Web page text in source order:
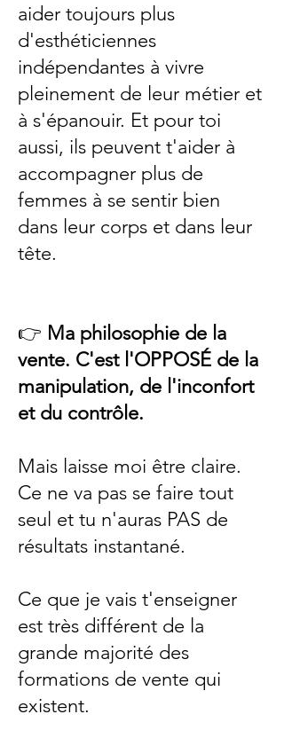
aider toujours plus
d'esthéticiennes
indépendantes à vivre
pleinement de leur métier et
à s'épanouir. Et pour toi
aussi, ils peuvent t'aider à
accompagner plus de
femmes à se sentir bien
dans leur corps et dans leur
tête.
👉 Ma philosophie de la
vente. C'est l'OPPOSÉ de la
manipulation, de l'inconfort
et du contrôle.
Mais laisse moi être claire.
Ce ne va pas se faire tout
seul et tu n'auras PAS de
résultats instantané.
Ce que je vais t'enseigner
est très différent de la
grande majorité des
formations de vente qui
existent.